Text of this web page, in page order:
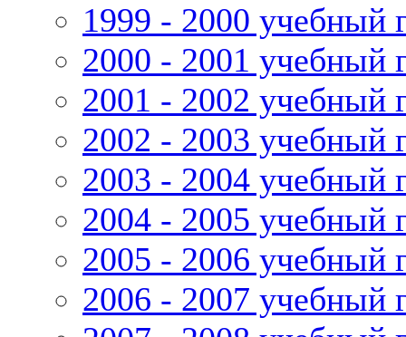
1999 - 2000 учебный
2000 - 2001 учебный
2001 - 2002 учебный
2002 - 2003 учебный
2003 - 2004 учебный
2004 - 2005 учебный
2005 - 2006 учебный
2006 - 2007 учебный